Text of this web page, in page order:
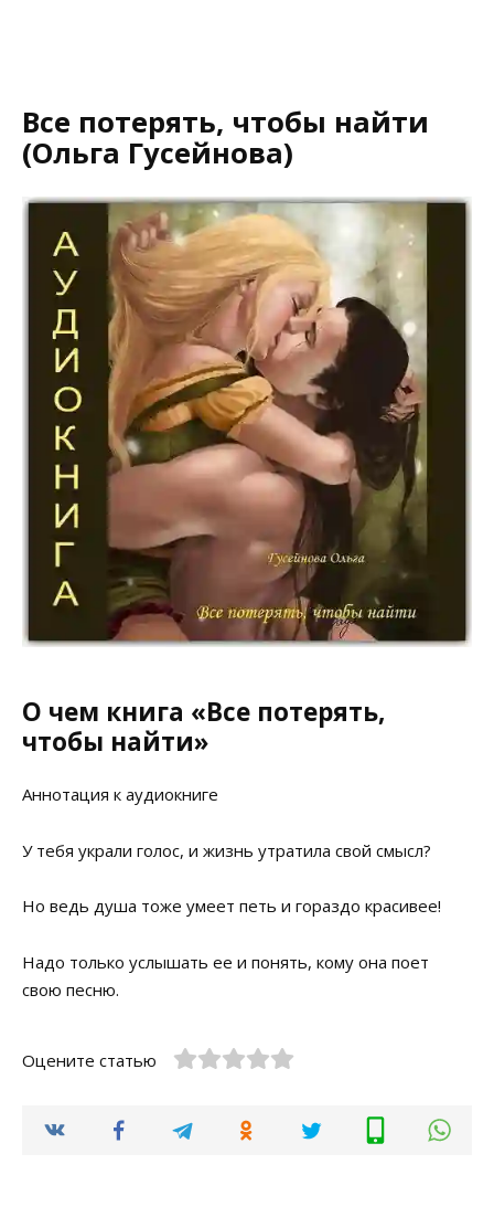
Все потерять, чтобы найти
(Ольга Гусейнова)
О чем книга «Все потерять,
чтобы найти»
Аннотация к аудиокниге
У тебя украли голос, и жизнь утратила свой смысл?
Но ведь душа тоже умеет петь и гораздо красивее!
Надо только услышать ее и понять, кому она поет
свою песню.
Оцените статью